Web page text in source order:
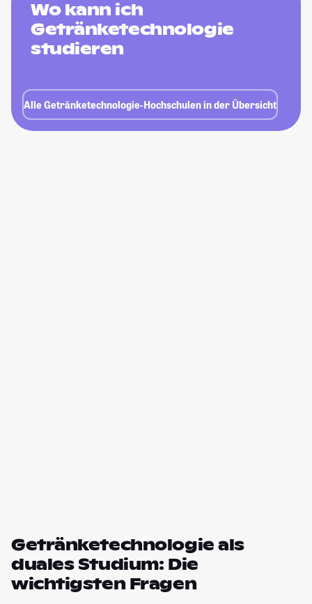
Wo kann ich
Getränketechnologie
studieren
Alle Getränketechnologie-Hochschulen in der Übersicht
Getränketechnologie als
duales Studium: Die
wichtigsten Fragen